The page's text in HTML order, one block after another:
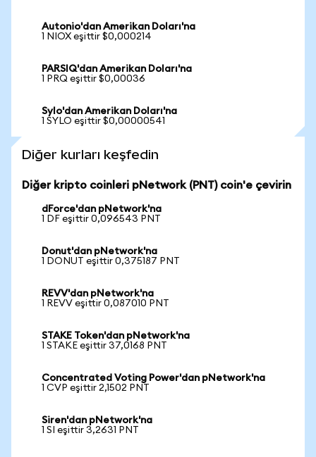
Autonio'dan Amerikan Doları'na
1 NIOX eşittir $0,000214
PARSIQ'dan Amerikan Doları'na
1 PRQ eşittir $0,00036
Sylo'dan Amerikan Doları'na
1 SYLO eşittir $0,00000541
Diğer kurları keşfedin
Diğer kripto coinleri pNetwork (PNT) coin'e çevirin
dForce'dan pNetwork'na
1 DF eşittir 0,096543 PNT
Donut'dan pNetwork'na
1 DONUT eşittir 0,375187 PNT
REVV'dan pNetwork'na
1 REVV eşittir 0,087010 PNT
STAKE Token'dan pNetwork'na
1 STAKE eşittir 37,0168 PNT
Concentrated Voting Power'dan pNetwork'na
1 CVP eşittir 2,1502 PNT
Siren'dan pNetwork'na
1 SI eşittir 3,2631 PNT